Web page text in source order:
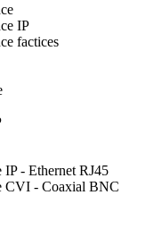
IP
factices
- Ethernet RJ45
CVI - Coaxial BNC